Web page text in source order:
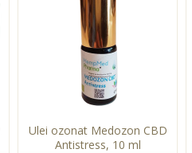
Ulei ozonat Medozon CBD
Antistress, 10 ml